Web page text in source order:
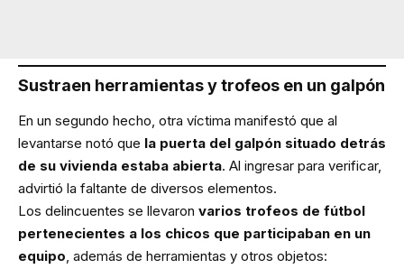
Sustraen herramientas y trofeos en un galpón
En un segundo hecho, otra víctima manifestó que al
levantarse notó que la puerta del galpón situado detrás
de su vivienda estaba abierta. Al ingresar para verificar,
advirtió la faltante de diversos elementos.
Los delincuentes se llevaron varios trofeos de fútbol
pertenecientes a los chicos que participaban en un
equipo, además de herramientas y otros objetos: